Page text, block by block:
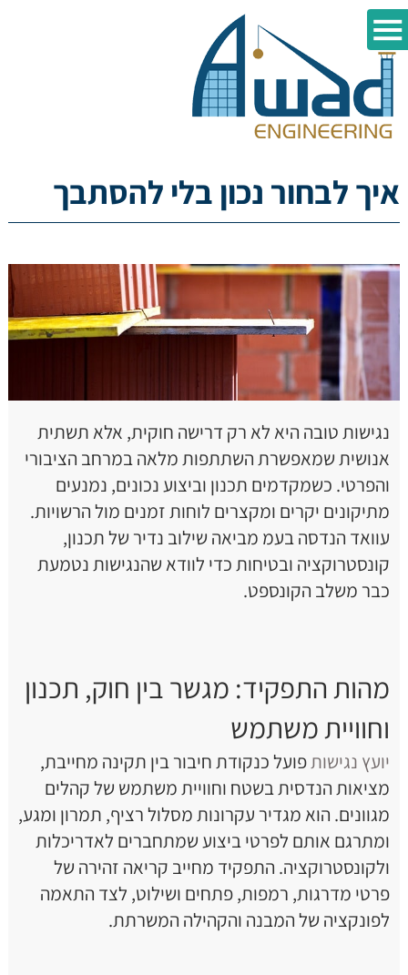
איך לבחור נכון בלי להסתבך
נגישות טובה היא לא רק דרישה חוקית, אלא תשתית
אנושית שמאפשרת השתתפות מלאה במרחב הציבורי
והפרטי. כשמקדמים תכנון וביצוע נכונים, נמנעים
מתיקונים יקרים ומקצרים לוחות זמנים מול הרשויות.
עוואד הנדסה בעמ מביאה שילוב נדיר של תכנון,
קונסטרוקציה ובטיחות כדי לוודא שהנגישות נטמעת
כבר משלב הקונספט.
מהות התפקיד: מגשר בין חוק, תכנון
וחוויית משתמש
יועץ נגישותפועל כנקודת חיבור בין תקינה מחייבת,
מציאות הנדסית בשטח וחוויית משתמש של קהלים
מגוונים. הוא מגדיר עקרונות מסלול רציף, תמרון ומגע,
ומתרגם אותם לפרטי ביצוע שמתחברים לאדריכלות
ולקונסטרוקציה. התפקיד מחייב קריאה זהירה של
פרטי מדרגות, רמפות, פתחים ושילוט, לצד התאמה
לפונקציה של המבנה והקהילה המשרתת.